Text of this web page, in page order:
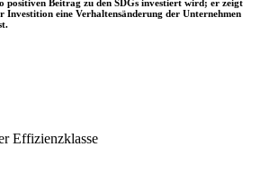
positiven Beitrag zu den SDGs investiert wird; er zeigt
Investition eine Verhaltensänderung der Unternehmen
Effizienzklasse